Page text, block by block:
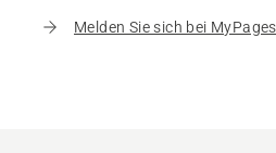
Melden Sie sich bei